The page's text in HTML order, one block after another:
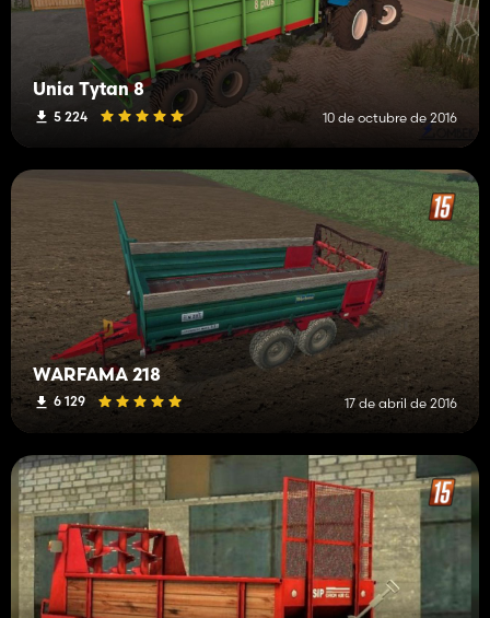
Unia Tytan 8
5 224 10 de octubre de 2016
WARFAMA 218
6 129 17 de abril de 2016